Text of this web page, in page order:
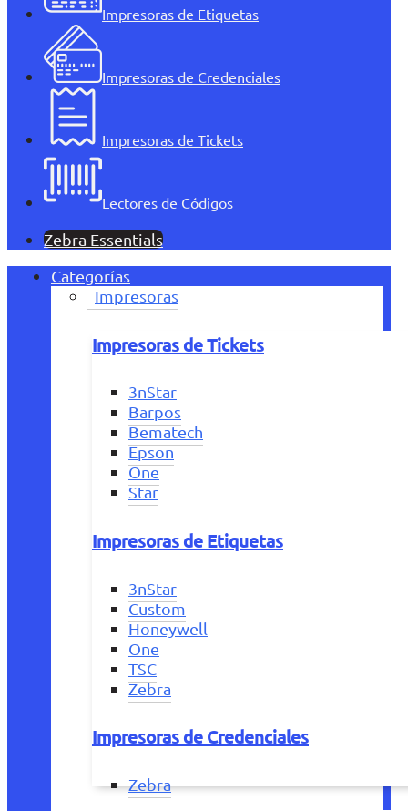
Impresoras de Etiquetas
Impresoras de Credenciales
Impresoras de Tickets
Lectores de Códigos
Zebra Essentials
Categorías
Impresoras
Impresoras de Tickets
3nStar
Barpos
Bematech
Epson
One
Star
Impresoras de Etiquetas
3nStar
Custom
Honeywell
One
TSC
Zebra
Impresoras de Credenciales
Zebra